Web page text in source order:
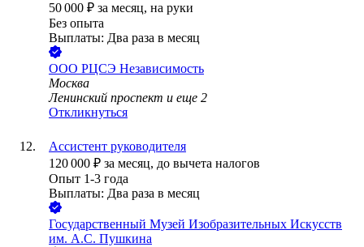
50 000 ₽ за месяц, на руки
Без опыта
Выплаты: Два раза в месяц
ООО РЦСЭ Независимость
Москва
Ленинский проспект и еще 2
Откликнуться
Ассистент руководителя
120 000 ₽ за месяц, до вычета налогов
Опыт 1-3 года
Выплаты: Два раза в месяц
Государственный Музей Изобразительных Искусств
им. А.С. Пушкина